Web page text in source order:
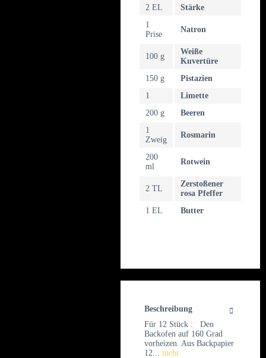
2 EL
Stärke
1
Prise
Natron
100 g
Weiße
Kuvertüre
150 g
Pistazien
1
Limette
200 g
Beeren
1
Zweig
Rosmarin
200
ml
Rotwein
2 TL
Zerstoßener
rosa Pfeffer
1 EL
Butter
Beschreibung
Für 12 Stück : Den
Backofen auf 160 Grad
vorheizen. Aus Backpapier
12... mehr